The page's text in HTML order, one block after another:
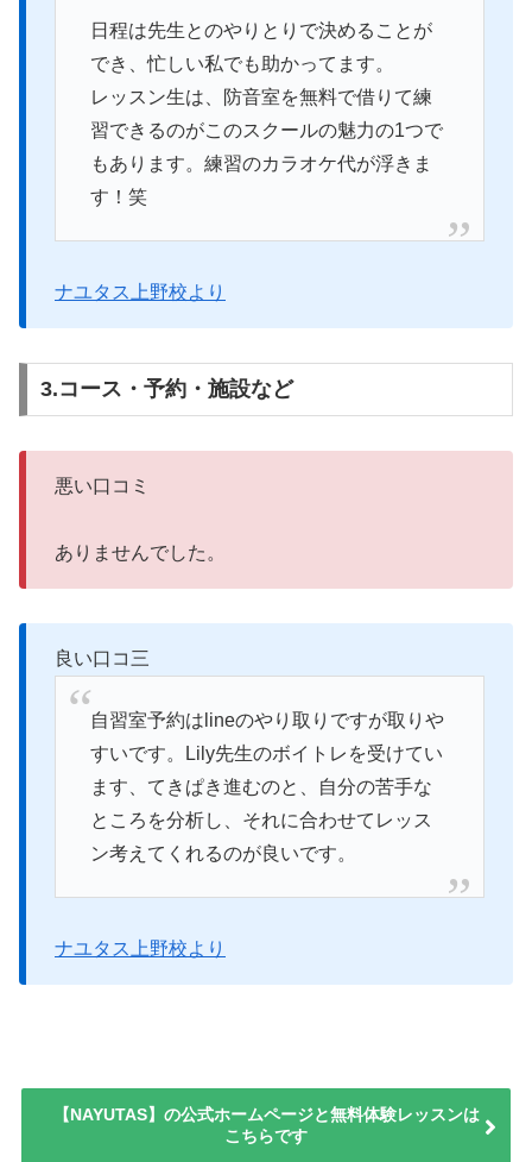
日程は先生とのやりとりで決めることが
でき、忙しい私でも助かってます。
レッスン生は、防音室を無料で借りて練
習できるのがこのスクールの魅力の1つで
もあります。練習のカラオケ代が浮きま
す！笑
ナユタス上野校より
3.コース・予約・施設など
悪い口コミ
ありませんでした。
良い口コ三
自習室予約はlineのやり取りですが取りや
すいです。Lily先生のボイトレを受けてい
ます、てきぱき進むのと、自分の苦手な
ところを分析し、それに合わせてレッス
ン考えてくれるのが良いです。
ナユタス上野校より
【NAYUTAS】の公式ホームページと無料体験レッスンは
こちらです